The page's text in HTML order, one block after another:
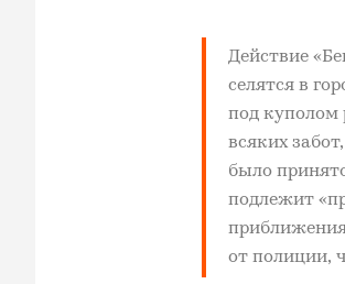
Действие «
селятся в
под куполом
всяких
было
подлежит
от полиции,